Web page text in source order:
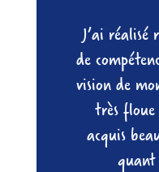
Un grand
écoute
pose tout
travail